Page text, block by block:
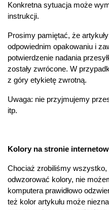
Konkretna sytuacja może
instrukcji.
Prosimy pamiętać, że
odpowiednim opakowaniu i
potwierdzenie nadania
zostały zwrócone. W
z góry etykietę zwrotną.
Uwaga: nie przyjmujemy
itp.
Kolory na stronie
Chociaż zrobiliśmy
odwzorować kolory, nie
komputera prawidłowo
też kolor artykułu może